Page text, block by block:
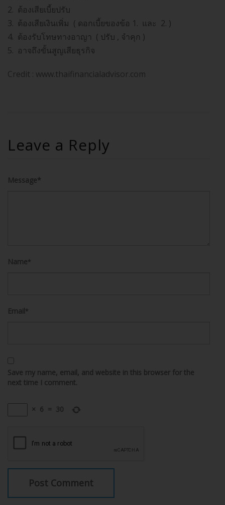
2. ต้องเสียเบี้ยปรับ
3. ต้องเสียเงินเพิ่ม ( ดอกเบี้ยของข้อ 1. และ 2. )
4. ต้องรับโทษทางอาญา ( ปรับ , จำคุก )
5. อาจถึงขั้นสูญเสียธุรกิจ
Credit : www.thaifinancialadvisor.com
Leave a Reply
Message*
Name*
Email *
Save my name, email, and website in this browser for the
next time I comment.
× 6 = 30